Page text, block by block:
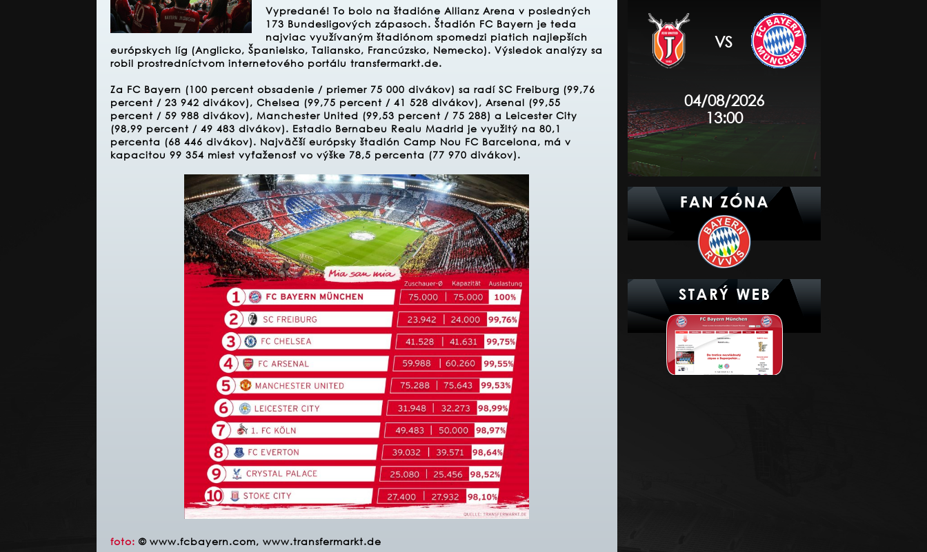
Vypredané! To bolo na štadióne Allianz Arena v posledných
173 Bundesligových zápasoch. Štadión FC Bayern je teda
najviac využívaným štadiónom spomedzi piatich najlepších
európskych líg (Anglicko, Španielsko, Taliansko, Francúzsko, Nemecko). Výsledok analýzy sa
robil prostredníctvom internetového portálu transfermarkt.de.
Za FC Bayern (100 percent obsadenie / priemer 75 000 divákov) sa radí SC Freiburg (99,76
percent / 23 942 divákov), Chelsea (99,75 percent / 41 528 divákov), Arsenal (99,55
percent / 59 988 divákov), Manchester United (99,53 percent / 75 288) a Leicester City
(98,99 percent / 49 483 divákov). Estadio Bernabeu Realu Madrid je využitý na 80,1
percenta (68 446 divákov). Najväčší európsky štadión Camp Nou FC Barcelona, ​​má v
kapacitou 99 354 miest vyťaženosť vo výške 78,5 percenta (77 970 divákov).
foto: © www.fcbayern.com, www.transfermarkt.de
VS
04/08/2026
13:00